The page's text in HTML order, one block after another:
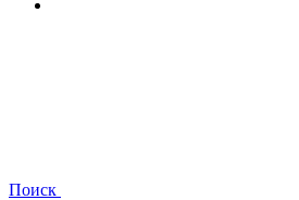
Поиск